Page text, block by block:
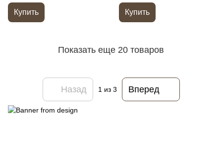
Купить Купить
Показать еще 20 товаров
Назад 1 из 3 Вперед